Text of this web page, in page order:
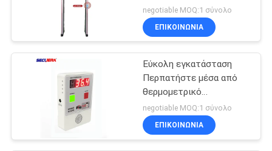
ανιχνευτής υπέρυθρου
πυρετού
τηλεχειριστήριο
negotiable MOQ:1 σύνολο
ΕΠΙΚΟΙΝΩΝΊΑ
Εύκολη εγκατάσταση
Περπατήστε μέσα από
θερμομετρικό
ανθρώπινο σώμα
υπέρυθρο θερμικό κουτί
negotiable MOQ:1 σύνολο
ΕΠΙΚΟΙΝΩΝΊΑ